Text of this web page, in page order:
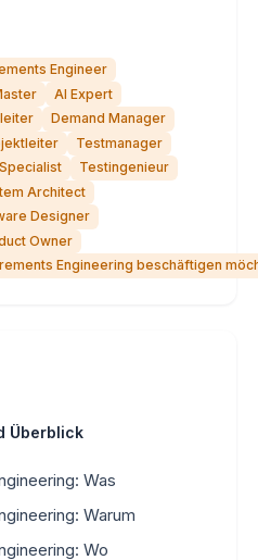
Engineer
AI Expert
Demand Manager
Testmanager
Testingenieur
Architect
Designer
Owner
Engineering beschäftigen
Überblick
Was
Warum
Wo